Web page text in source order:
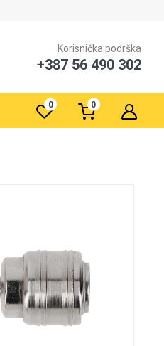
Korisnička podrška
+387 56 490 302
0 0